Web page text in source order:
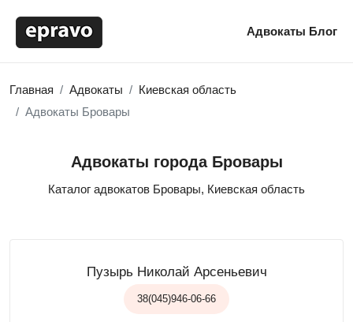
Адвокаты Блог
Главная Адвокаты
Киевская область
Адвокаты Бровары
Адвокаты города Бровары
Каталог адвокатов Бровары, Киевская область
Пузырь Николай Арсеньевич
38(045)946-06-66